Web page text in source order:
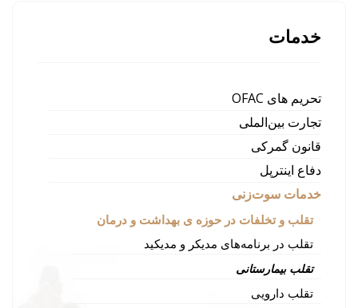
خدمات
تحریم های OFAC
تجارت بین‌الملی
قانون گمرکی
دفاع اینترپل
خدمات سوت‌زنی
تقلب و تخلفات در حوزه ی بهداشت و درمان
تقلب در برنامه‌های مدیکر و مدیکید
تقلب بیمارستانی
تقلب دارویی